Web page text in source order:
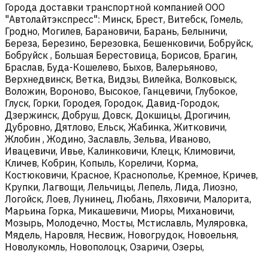
Города доставки транспортной компанией ООО
"Автолайтэкспресс": Минск, Брест, Витебск, Гомель,
Гродно, Могилев, Барановичи, Барань, Белыничи,
Береза, Березино, Березовка, Бешенковичи, Бобруйск,
Бобруйск , Большая Берестовица, Борисов, Брагин,
Браслав, Буда-Кошелево, Быхов, Валерьяново,
Верхнедвинск, Ветка, Видзы, Вилейка, Волковыск,
Воложин, Вороново, Высокое, Ганцевичи, Глубокое,
Глуск, Горки, Городея, Городок, Давид-Городок,
Дзержинск, Добруш, Довск, Докшицы, Дрогичин,
Дубровно, Дятлово, Ельск, Жабинка, Житковичи,
Жлобин , Жодино, Заславль, Зельва, Иваново,
Ивацевичи, Ивье, Калинковичи, Клецк, Климовичи,
Кличев, Кобрин, Копыль, Кореличи, Корма,
Костюковичи, Красное, Краснополье, Кремное, Кричев,
Крупки, Лагвощи, Лельчицы, Лепель, Лида, Лиозно,
Логойск, Лоев, Лунинец, Любань, Ляховичи, Малорита,
Марьина Горка, Микашевичи, Миоры, Михановичи,
Мозырь, Молодечно, Мосты, Мстиславль, Муляровка,
Мядель, Наровля, Несвиж, Новогрудок, Новоельня,
Новолукомль, Новополоцк, Озаричи, Озеры,